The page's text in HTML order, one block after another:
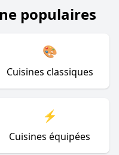
populaires
🎨
Cuisines classiques
⚡
Cuisines équipées